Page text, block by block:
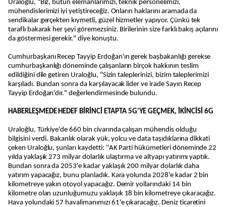
Uraloğlu, "Biz, bütün elemanlarımızı, teknik personelimizi,
mühendislerimizi iyi yetiştireceğiz. Onların haklarını aramada da
sendikalar gerçekten kıymetli, güzel hizmetler yapıyor. Çünkü tek
taraflı bakarak her şeyi göremezsiniz. Birilerinin size farklı bakış açılarını
da göstermesi gerekir." diye konuştu.
Cumhurbaşkanı Recep Tayyip Erdoğan'ın gerek başbakanlığı gerekse
cumhurbaşkanlığı döneminde çalışanların birçok hakkının teslim
edildiğini dile getiren Uraloğlu, "Sizin taleplerinizi, bizim taleplerimizi
karşıladı. Bundan sonra da karşılayacak lider ve irade Sayın Recep
Tayyip Erdoğan'dır." değerlendirmesinde bulundu.
HABERLEŞMEDE HEDEF BİRİNCİ ETAPTA 5G'YE GEÇMEK, İKİNCİSİ 6G
Uraloğlu, Türkiye'de 660 bin civarında çalışan mühendis olduğu
bilgisini verdi. Bakanlık olarak yük, yolcu ve data taşıdıklarına dikkati
çeken Uraloğlu, şunları kaydetti: "AK Parti hükümetleri döneminde 22
yılda yaklaşık 273 milyar dolarlık ulaştırma ve altyapı yatırımı yaptık.
Bundan sonra da 2053'e kadar yaklaşık 200 milyar dolarlık daha
yatırım yapacağız, bunu planladık. Kara yolunda 2028'e kadar 2 bin
kilometreye yakın otoyol yapacağız. Demir yollarındaki 14 bin
kilometre olan uzunluğumuzu yaklaşık 18 bin kilometreye çıkaracağız.
Hava yolundaki 57 havalimanımızı 61'e çıkaracağız. Deniz ticaretini